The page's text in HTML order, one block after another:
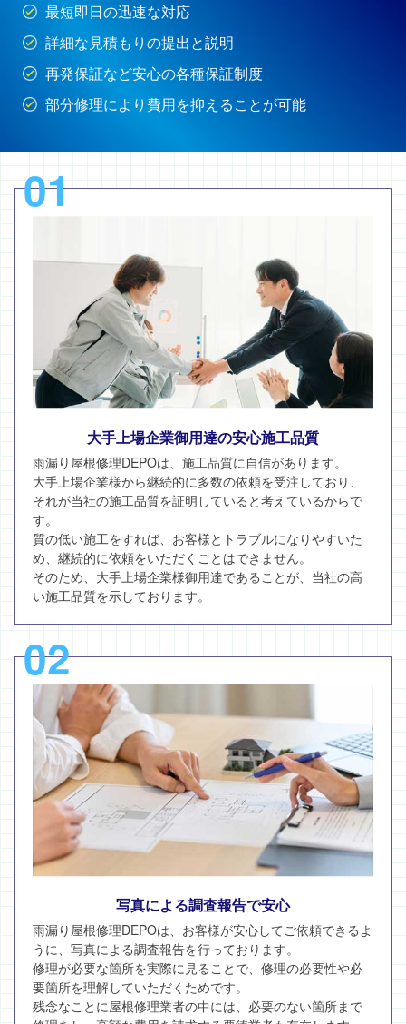
最短即日の迅速な対応
詳細な見積もりの提出と説明
再発保証など安心の各種保証制度
部分修理により費用を抑えることが可能
01
大手上場企業御用達の安心施工品質
雨漏り屋根修理DEPOは、施工品質に自信があります。
大手上場企業様から継続的に多数の依頼を受注しており、
それが当社の施工品質を証明していると考えているからで
す。
質の低い施工をすれば、お客様とトラブルになりやすいた
め、継続的に依頼をいただくことはできません。
そのため、大手上場企業様御用達であることが、当社の高
い施工品質を示しております。
02
写真による調査報告で安心
雨漏り屋根修理DEPOは、お客様が安心してご依頼できるよ
うに、写真による調査報告を行っております。
修理が必要な箇所を実際に見ることで、修理の必要性や必
要箇所を理解していただくためです。
残念なことに屋根修理業者の中には、必要のない箇所まで